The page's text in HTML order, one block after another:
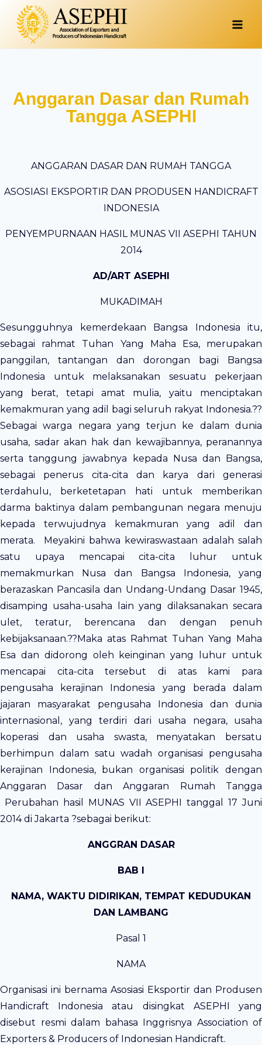
Anggaran Dasar dan Rumah
Tangga ASEPHI
ANGGARAN DASAR DAN RUMAH TANGGA
ASOSIASI EKSPORTIR DAN PRODUSEN HANDICRAFT
INDONESIA
PENYEMPURNAAN HASIL MUNAS VII ASEPHI TAHUN
2014
AD/ART ASEPHI
MUKADIMAH
Sesungguhnya kemerdekaan Bangsa Indonesia itu,
sebagai rahmat Tuhan Yang Maha Esa, merupakan
panggilan, tantangan dan dorongan bagi Bangsa
Indonesia untuk melaksanakan sesuatu pekerjaan
yang berat, tetapi amat mulia, yaitu menciptakan
kemakmuran yang adil bagi seluruh rakyat Indonesia.??
Sebagai warga negara yang terjun ke dalam dunia
usaha, sadar akan hak dan kewajibannya, peranannya
serta tanggung jawabnya kepada Nusa dan Bangsa,
sebagai penerus cita-cita dan karya dari generasi
terdahulu, berketetapan hati untuk memberikan
darma baktinya dalam pembangunan negara menuju
kepada terwujudnya kemakmuran yang adil dan
merata. Meyakini bahwa kewiraswastaan adalah salah
satu upaya mencapai cita-cita luhur untuk
memakmurkan Nusa dan Bangsa Indonesia, yang
berazaskan Pancasila dan Undang-Undang Dasar 1945,
disamping usaha-usaha lain yang dilaksanakan secara
ulet, teratur, berencana dan dengan penuh
kebijaksanaan.??Maka atas Rahmat Tuhan Yang Maha
Esa dan didorong oleh keinginan yang luhur untuk
mencapai cita-cita tersebut di atas kami para
pengusaha kerajinan Indonesia yang berada dalam
jajaran masyarakat pengusaha Indonesia dan dunia
internasional, yang terdiri dari usaha negara, usaha
koperasi dan usaha swasta, menyatakan bersatu
berhimpun dalam satu wadah organisasi pengusaha
kerajinan Indonesia, bukan organisasi politik dengan
Anggaran Dasar dan Anggaran Rumah Tangga
Perubahan hasil MUNAS VII ASEPHI tanggal 17 Juni
2014 di Jakarta ?sebagai berikut:
ANGGRAN DASAR
BAB I
NAMA, WAKTU DIDIRIKAN, TEMPAT KEDUDUKAN
DAN LAMBANG
Pasal 1
NAMA
Organisasi ini bernama Asosiasi Eksportir dan Produsen
Handicraft Indonesia atau disingkat ASEPHI yang
disebut resmi dalam bahasa Inggrisnya Association of
Exporters & Producers of Indonesian Handicraft.